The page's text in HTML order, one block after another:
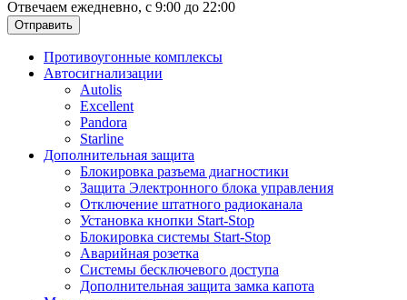
Отвечаем ежедневно, с 9:00 до 22:00
Отправить
Противоугонные комплексы
Автосигнализации
Autolis
Excellent
Pandora
Starline
Дополнительная защита
Блокировка разъема диагностики
Защита Электронного блока управления
Отключение штатного радиоканала
Установка кнопки Start-Stop
Блокировка системы Start-Stop
Аварийная розетка
Системы бесключевого доступа
Дополнительная защита замка капота